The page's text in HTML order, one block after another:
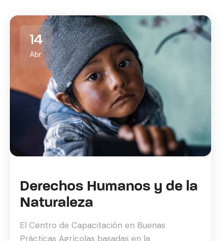
14
Abr
Derechos Humanos y de la
Naturaleza
El Centro de Capacitación en Buenas
Prácticas Agrícolas basadas en la